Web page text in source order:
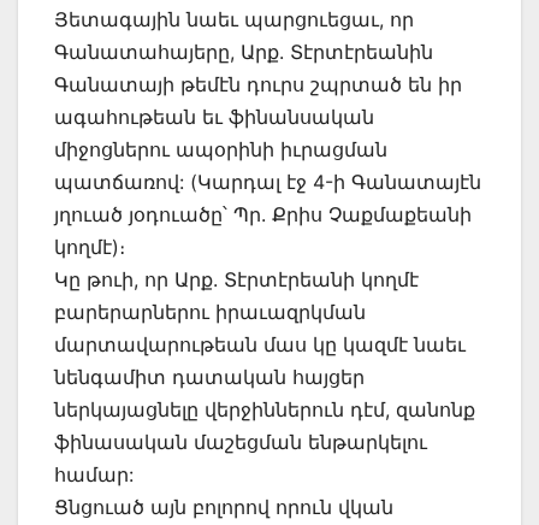
Յետագային նաեւ պարցուեցաւ, որ
Գանատահայերը, Արք. Տէրտէրեանին
Գանատայի թեմէն դուրս շպրտած են իր
ագահութեան եւ ֆինանսական
միջոցներու ապօրինի իւրացման
պատճառով: (Կարդալ էջ 4-ի Գանատայէն
յղուած յօդուածը՝ Պր. Քրիս Չաքմաքեանի
կողմէ)։
Կը թուի, որ Արք. Տէրտէրեանի կողմէ
բարերարներու իրաւազրկման
մարտավարութեան մաս կը կազմէ նաեւ
նենգամիտ դատական հայցեր
ներկայացնելը վերջիններուն դէմ, զանոնք
ֆինասական մաշեցման ենթարկելու
համար:
Ցնցուած այն բոլորով որուն վկան